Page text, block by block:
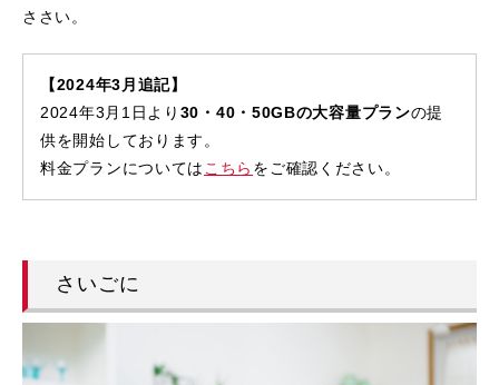
ささい。
【2024年3月追記】
2024年3月1日より 30・40・50GBの大容量プランの提
供を開始しております。
料金プランについてはこちら をご確認ください。
さいごに